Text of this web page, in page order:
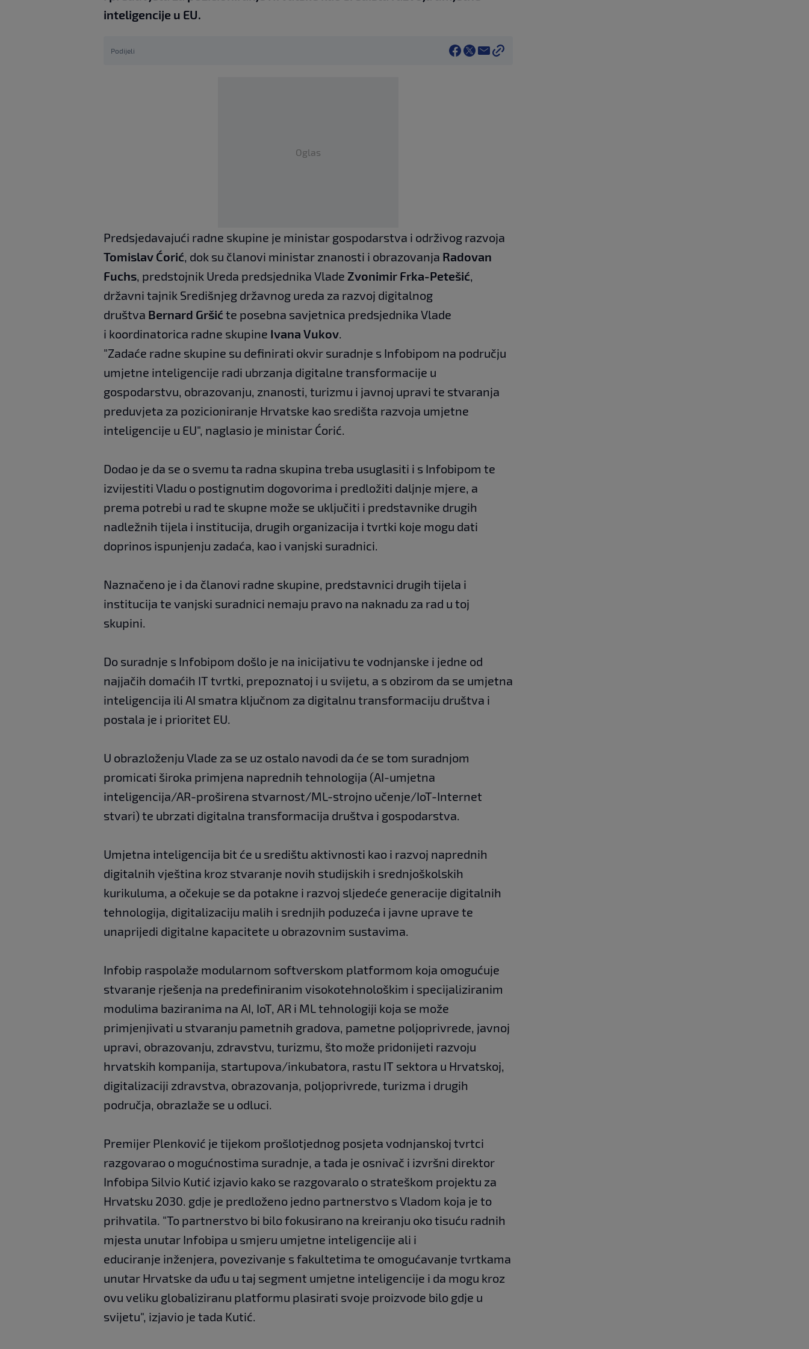
inteligencije u EU.
Podijeli
Oglas
Predsjedavajući radne skupine je ministar gospodarstva i održivog razvoja
Tomislav Ćorić, dok su članovi ministar znanosti i obrazovanja Radovan
Fuchs, predstojnik Ureda predsjednika Vlade Zvonimir Frka-Petešić,
državni tajnik Središnjeg državnog ureda za razvoj digitalnog
društva Bernard Gršićte posebna savjetnica predsjednika Vlade
i koordinatorica radne skupine Ivana Vukov.
"Zadaće radne skupine su definirati okvir suradnje s Infobipom na području
umjetne inteligencije radi ubrzanja digitalne transformacije u
gospodarstvu, obrazovanju, znanosti, turizmu i javnoj upravi te stvaranja
preduvjeta za pozicioniranje Hrvatske kao središta razvoja umjetne
inteligencije u EU", naglasio je ministar Ćorić.
Dodao je da se o svemu ta radna skupina treba usuglasiti i s Infobipom te
izvijestiti Vladu o postignutim dogovorima i predložiti daljnje mjere, a
prema potrebi u rad te skupne može se uključiti i predstavnike drugih
nadležnih tijela i institucija, drugih organizacija i tvrtki koje mogu dati
doprinos ispunjenju zadaća, kao i vanjski suradnici.
Naznačeno je i da članovi radne skupine, predstavnici drugih tijela i
institucija te vanjski suradnici nemaju pravo na naknadu za rad u toj
skupini.
Do suradnje s Infobipom došlo je na inicijativu te vodnjanske i jedne od
najjačih domaćih IT tvrtki, prepoznatoj i u svijetu, a s obzirom da se umjetna
inteligencija ili AI smatra ključnom za digitalnu transformaciju društva i
postala je i prioritet EU.
U obrazloženju Vlade za se uz ostalo navodi da će se tom suradnjom
promicati široka primjena naprednih tehnologija (AI-umjetna
inteligencija/AR-proširena stvarnost/ML-strojno učenje/IoT-Internet
stvari) te ubrzati digitalna transformacija društva i gospodarstva.
Umjetna inteligencija bit će u središtu aktivnosti kao i razvoj naprednih
digitalnih vještina kroz stvaranje novih studijskih i srednjoškolskih
kurikuluma, a očekuje se da potakne i razvoj sljedeće generacije digitalnih
tehnologija, digitalizaciju malih i srednjih poduzeća i javne uprave te
unaprijedi digitalne kapacitete u obrazovnim sustavima.
Infobip raspolaže modularnom softverskom platformom koja omogućuje
stvaranje rješenja na predefiniranim visokotehnološkim i specijaliziranim
modulima baziranima na AI, IoT, AR i ML tehnologiji koja se može
primjenjivati u stvaranju pametnih gradova, pametne poljoprivrede, javnoj
upravi, obrazovanju, zdravstvu, turizmu, što može pridonijeti razvoju
hrvatskih kompanija, startupova/inkubatora, rastu IT sektora u Hrvatskoj,
digitalizaciji zdravstva, obrazovanja, poljoprivrede, turizma i drugih
područja, obrazlaže se u odluci.
Premijer Plenković je tijekom prošlotjednog posjeta vodnjanskoj tvrtci
razgovarao o mogućnostima suradnje, a tada je osnivač i izvršni direktor
Infobipa Silvio Kutić izjavio kako se razgovaralo o strateškom projektu za
Hrvatsku 2030. gdje je predloženo jedno partnerstvo s Vladom koja je to
prihvatila. "To partnerstvo bi bilo fokusirano na kreiranju oko tisuću radnih
mjesta unutar Infobipa u smjeru umjetne inteligencije ali i
educiranje inženjera, povezivanje s fakultetima te omogućavanje tvrtkama
unutar Hrvatske da uđu u taj segment umjetne inteligencije i da mogu kroz
ovu veliku globaliziranu platformu plasirati svoje proizvode bilo gdje u
svijetu", izjavio je tada Kutić.